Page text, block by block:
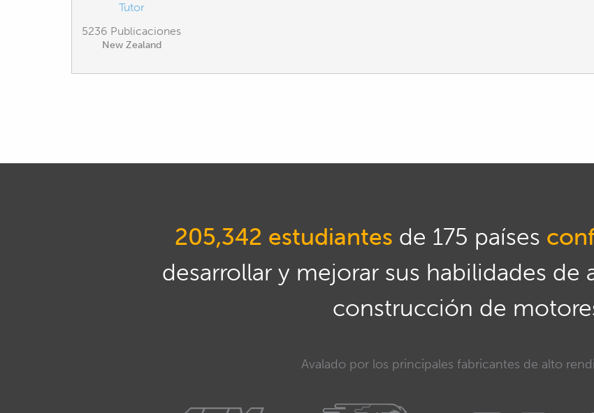
Tutor
5236 Publicaciones
New Zealand
205,342 estudiantes de 175 países
desarrollar y mejorar sus habilidades de
construcción de
Avalado por los principales fabricantes de alto